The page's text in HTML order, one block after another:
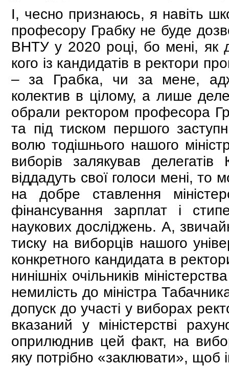
І, чесно признаюсь, я навіть
професору Грабку не буде
ВНТУ у 2020 році, бо мені, як
кого із кандидатів в ректори
– за Грабка, чи за мене,
колектив в цілому, а лише
обрали ректором професора
та під тиском першого
волю тодішнього нашого
виборів залякував
віддадуть свої голоси мені,
на добре ставлення
фінансування зарплат і
наукових досліджень. А,
тиску на виборців нашого
конкретного кандидата в
нинішніх очільників
немилість до міністра
допуск до участі у виборах
вказаний у міністерстві
оприлюднив цей факт, на
яку потрібно «заклювати», щоб